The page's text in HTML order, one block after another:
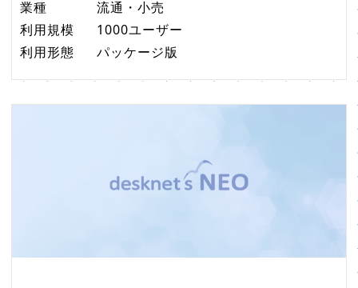
業種
流通・小売
利用規模
1000ユーザー
利用形態
パッケージ版